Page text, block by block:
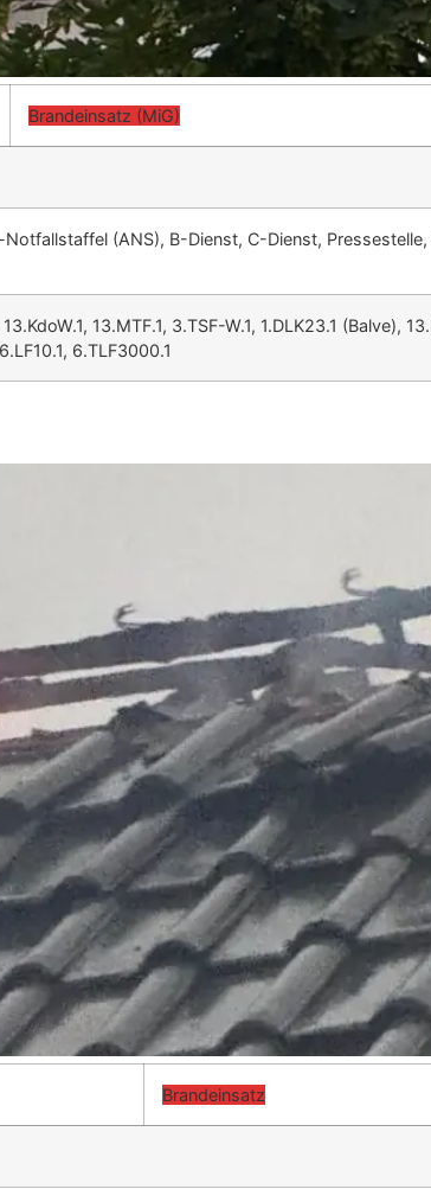
Brandeinsatz (MiG)
(ANS), B-Dienst, C-Dienst,
13.MTF.1, 3.TSF-W.1, 1.DLK23.1 (Balve),
6.TLF3000.1
Brandeinsatz